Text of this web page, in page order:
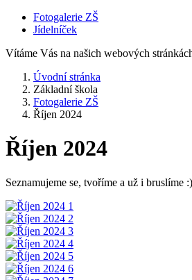
Fotogalerie ZŠ
Jídelníček
Vítáme Vás na našich webových
Úvodní stránka
Základní škola
Fotogalerie ZŠ
Říjen 2024
Říjen 2024
Seznamujeme se, tvoříme a už i bruslíme